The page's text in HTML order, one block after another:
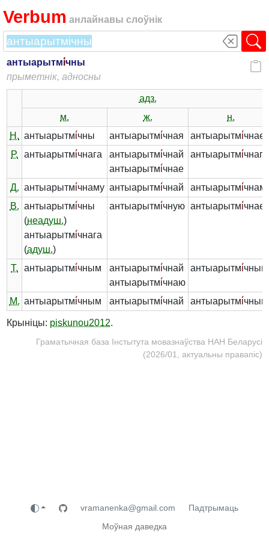
Verbum анлайнавы слоўнік
антыарытмі́чны
прыметнік, адносны
адз.
м.
ж.
н.
Н. антыарытмі́чны антыарытмі́чная антыарытмі́чнае
Р.
антыарытмі́чнага антыарытмі́чнай
антыарытмі́чнае
антыарытмі́чнага
Д. антыарытмі́чнаму антыарытмі́чнай антыарытмі́
В. антыарытмі́чны
(неадуш.)
антыарытмі́чнага
(адуш.)
антыарытмі́чную антыарытмі́чнае
Т. антыарытмі́чным антыарытмі́чнай
антыарытмі́чнаю
антыарытмі́чным
М. антыарытмі́чным антыарытмі́чнай антыарытмі́чным
Крыніцы: piskunou2012.
Граматычная база Інстытута мовазнаўства НАН Беларусі
(2026/01, актуальны правапіс)
vramanenka@gmail.com
Падтрымаць
Моўная даведка